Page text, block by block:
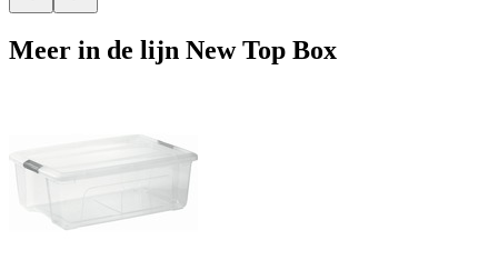
Meer in de lijn New Top Box